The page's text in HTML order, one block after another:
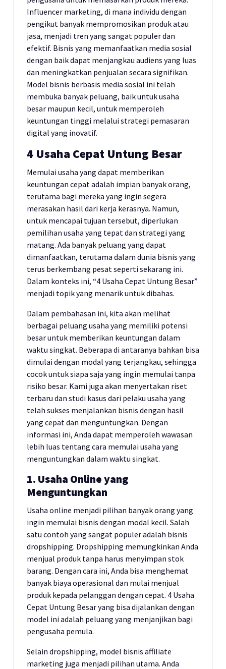
Influencer marketing, di mana individu dengan
pengikut banyak mempromosikan produk atau
jasa, menjadi tren yang sangat populer dan
efektif. Bisnis yang memanfaatkan media sosial
dengan baik dapat menjangkau audiens yang luas
dan meningkatkan penjualan secara signifikan.
Model bisnis berbasis media sosial ini telah
membuka banyak peluang, baik untuk usaha
besar maupun kecil, untuk memperoleh
keuntungan tinggi melalui strategi pemasaran
digital yang inovatif.
4 Usaha Cepat Untung Besar
Memulai usaha yang dapat memberikan
keuntungan cepat adalah impian banyak orang,
terutama bagi mereka yang ingin segera
merasakan hasil dari kerja kerasnya. Namun,
untuk mencapai tujuan tersebut, diperlukan
pemilihan usaha yang tepat dan strategi yang
matang. Ada banyak peluang yang dapat
dimanfaatkan, terutama dalam dunia bisnis yang
terus berkembang pesat seperti sekarang ini.
Dalam konteks ini, “4 Usaha Cepat Untung Besar”
menjadi topik yang menarik untuk dibahas.
Dalam pembahasan ini, kita akan melihat
berbagai peluang usaha yang memiliki potensi
besar untuk memberikan keuntungan dalam
waktu singkat. Beberapa di antaranya bahkan bisa
dimulai dengan modal yang terjangkau, sehingga
cocok untuk siapa saja yang ingin memulai tanpa
risiko besar. Kami juga akan menyertakan riset
terbaru dan studi kasus dari pelaku usaha yang
telah sukses menjalankan bisnis dengan hasil
yang cepat dan menguntungkan. Dengan
informasi ini, Anda dapat memperoleh wawasan
lebih luas tentang cara memulai usaha yang
menguntungkan dalam waktu singkat.
1. Usaha Online yang
Menguntungkan
Usaha online menjadi pilihan banyak orang yang
ingin memulai bisnis dengan modal kecil. Salah
satu contoh yang sangat populer adalah bisnis
dropshipping. Dropshipping memungkinkan Anda
menjual produk tanpa harus menyimpan stok
barang. Dengan cara ini, Anda bisa menghemat
banyak biaya operasional dan mulai menjual
produk kepada pelanggan dengan cepat. 4 Usaha
Cepat Untung Besar yang bisa dijalankan dengan
model ini adalah peluang yang menjanjikan bagi
pengusaha pemula.
Selain dropshipping, model bisnis affiliate
marketing juga menjadi pilihan utama. Anda